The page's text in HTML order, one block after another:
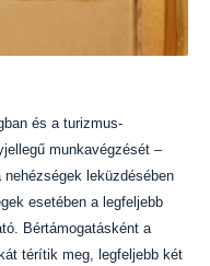
és a turizmus-
munkavégzését –
leküzdésében
esetében a legfeljebb
Bértámogatásként a
térítik meg, legfeljebb két